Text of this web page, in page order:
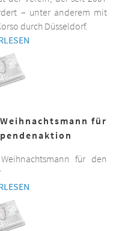
– unter anderem mit
durch Düsseldorf.
für
für den